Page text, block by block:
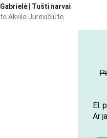
Gabrielė | Tušti narvai
to Akvilė Jurevičiūtė
El.
Ar